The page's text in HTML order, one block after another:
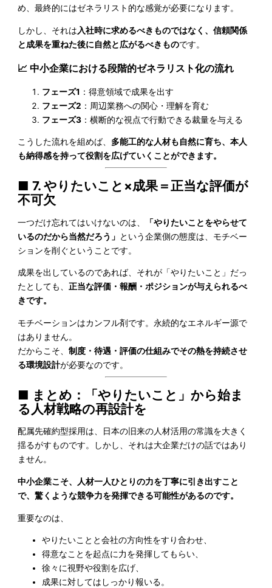
め、最終的にはゼネラリスト的な感覚が必要になります。
しかし、それは 入社時に求めるべきものではなく、信頼関係
と成果を重ねた後に自然と広がるべきものです。
📈 中小企業における段階的ゼネラリスト化の流れ
フェーズ1 ：得意領域で成果を出す
フェーズ2 ：周辺業務への関心・理解を育む
フェーズ3 ：横断的な視点で行動できる裁量を与える
こうした流れを組めば、 多能工的な人材も自然に育ち、本人
も納得感を持って役割を広げていくことができます。
■ 7. やりたいこと×成果＝正当な評価が
不可欠
一つだけ忘れてはいけないのは、
「やりたいことをやらせて
いるのだから当然だろう」 という企業側の態度は、モチベー
ションを削ぐということです。
成果を出しているのであれば、それが「やりたいこと」だっ
たとしても、正当な評価・報酬・ポジションが与えられるべ
きです。
モチベーションはカンフル剤です。永続的なエネルギー源で
はありません。
だからこそ、制度・待遇・評価の仕組みでその熱を持続させ
る環境設計が必要なのです。
■ まとめ：「やりたいこと」から始ま
る人材戦略の再設計を
配属先確約型採用は、日本の旧来の人材活用の常識を大きく
揺るがすものです。しかし、それは大企業だけの話ではあり
ません。
中小企業こそ、人材一人ひとりの力を丁寧に引き出すこと
で、驚くような競争力を発揮できる可能性があるのです。
重要なのは、
やりたいことと会社の方向性をすり合わせ、
得意なことを起点に力を発揮してもらい、
徐々に視野や役割を広げ、
成果に対してはしっかり報いる。